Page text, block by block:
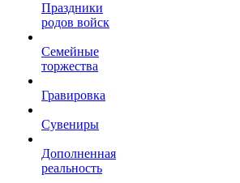
Праздники
родов войск
Семейные
торжества
Гравировка
Сувениры
Дополненная
реальность